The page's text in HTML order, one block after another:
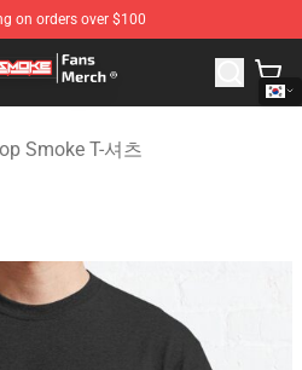
on orders over $100
Pop Smoke Merchandise
Smoke T-셔츠